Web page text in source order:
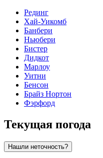
Рединг
Хай-Уикомб
Банбери
Ньюбери
Бистер
Дидкот
Марлоу
Уитни
Бенсон
Брайз Нортон
Фэрфорд
Текущая погода
Нашли неточность?